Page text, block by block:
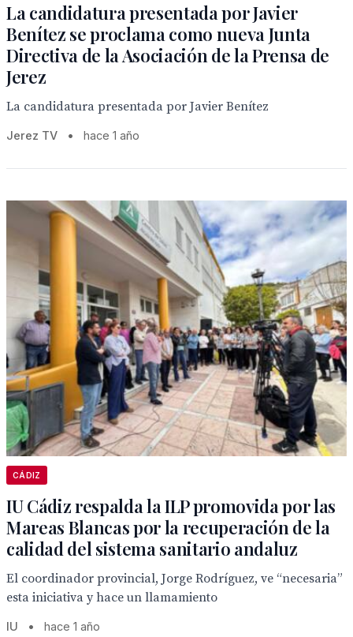
La candidatura presentada por Javier
Benítez se proclama como nueva Junta
Directiva de la Asociación de la Prensa de
Jerez
La candidatura presentada por Javier Benítez
Jerez TV • hace 1 año
CÁDIZ
IU Cádiz respalda la ILP promovida por las
Mareas Blancas por la recuperación de la
calidad del sistema sanitario andaluz
El coordinador provincial, Jorge Rodríguez, ve “necesaria”
esta iniciativa y hace un llamamiento
IU • hace 1 año